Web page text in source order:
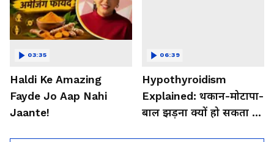
Haldi Ke Amazing
Fayde Jo Aap Nahi
Jaante!
03:35
Hypothyroidism
Explained: थकान-मोटापा-
बाल झड़ना क्यों हो सकता है
06:39